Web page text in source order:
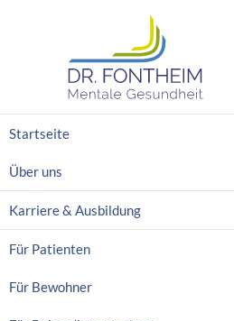
Startseite
Über uns
Karriere & Ausbildung
Für Patienten
Für Bewohner